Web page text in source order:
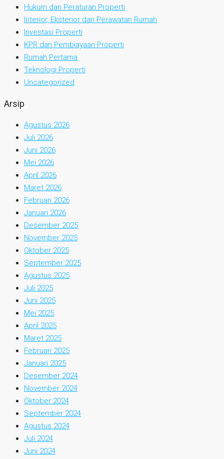
Hukum dan Peraturan Properti
Interior, Eksterior dan Perawatan Rumah
Investasi Properti
KPR dan Pembiayaan Properti
Rumah Pertama
Teknologi Properti
Uncategorized
Arsip
Agustus 2026
Juli 2026
Juni 2026
Mei 2026
April 2026
Maret 2026
Februari 2026
Januari 2026
Desember 2025
November 2025
Oktober 2025
September 2025
Agustus 2025
Juli 2025
Juni 2025
Mei 2025
April 2025
Maret 2025
Februari 2025
Januari 2025
Desember 2024
November 2024
Oktober 2024
September 2024
Agustus 2024
Juli 2024
Juni 2024